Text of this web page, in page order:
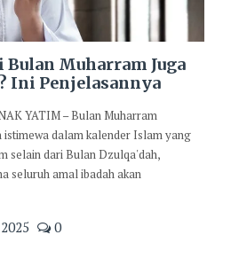
Bulan Muharram Juga
Ini Penjelasannya
YATIM – Bulan Muharram
istimewa dalam kalender Islam yang
selain dari Bulan Dzulqa'dah,
seluruh amal ibadah akan
0